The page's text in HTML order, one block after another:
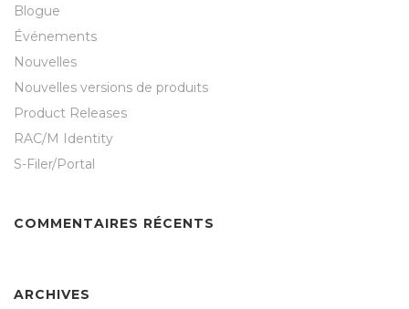
Blogue
Événements
Nouvelles
Nouvelles versions de produits
Product Releases
RAC/M Identity
S-Filer/Portal
COMMENTAIRES RÉCENTS
ARCHIVES